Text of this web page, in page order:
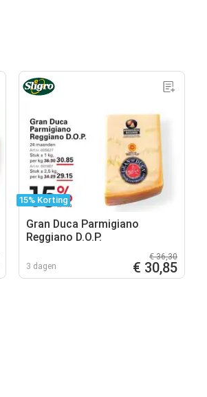
15% Korting
Gran Duca Parmigiano
Reggiano D.O.P.
3 dagen
€ 36,30
€ 30,85